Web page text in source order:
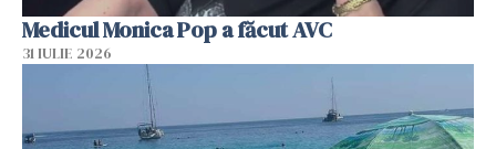
Medicul Monica Pop a făcut AVC
31 IULIE 2026